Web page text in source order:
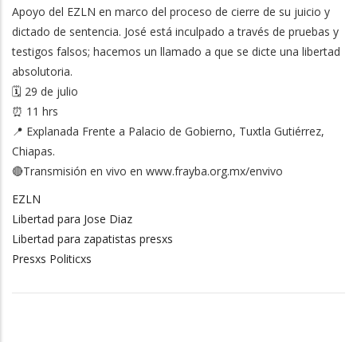
Apoyo del EZLN en marco del proceso de cierre de su juicio y
dictado de sentencia. José está inculpado a través de pruebas y
testigos falsos; hacemos un llamado a que se dicte una libertad
absolutoria.
🗓 29 de julio
⏰ 11 hrs
📍 Explanada Frente a Palacio de Gobierno, Tuxtla Gutiérrez,
Chiapas.
🔴Transmisión en vivo en www.frayba.org.mx/envivo
EZLN
Libertad para Jose Diaz
Libertad para zapatistas presxs
Presxs Politicxs